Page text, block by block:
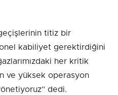
titiz bir
kabiliyet gerektirdiğini
her kritik
ve yüksek operasyon
dedi.